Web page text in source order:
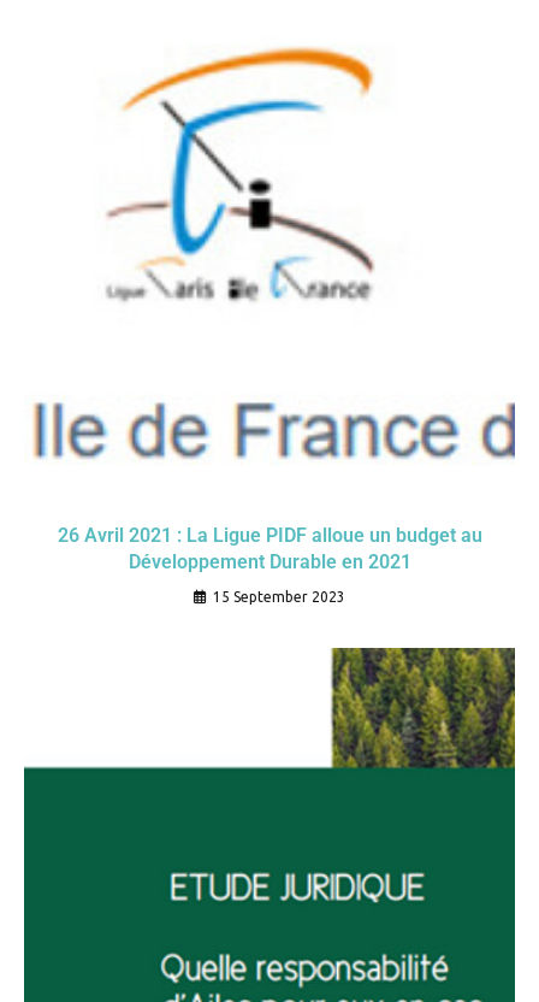
26 Avril 2021 : La Ligue PIDF alloue un budget au
Développement Durable en 2021
15 September 2023